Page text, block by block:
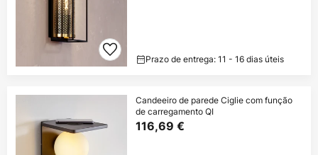
Prazo de entrega: 11 - 16 dias úteis
Candeeiro de parede Ciglie com função
de carregamento QI
116,69 €